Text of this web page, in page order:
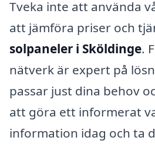
Tveka inte att använda
att jämföra priser och
solpaneler i Sköldinge.
nätverk är expert på
passar just dina behov
att göra ett informerat
information idag och ta